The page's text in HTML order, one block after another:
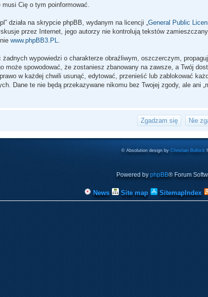
Cię o tym poinformować.
działa na skrypcie phpBB, wydanym na licencji „General Public
przez Internet, jego autorzy nie kontrolują tekstów
www.phpBB3.PL
wypowiedzi o charakterze obraźliwym, oszczerczym,
może spowodować, że zostaniesz zbanowany na zawsze, a Twój
prawo w każdej chwili usunąć, edytować, przenieść lub zablokować
Dane te nie będą przekazywane nikomu bez Twojej zgody, ale ani
© Absolution design by Christian Bullock
Powered by phpBB® Forum
News Site map SitemapIndex